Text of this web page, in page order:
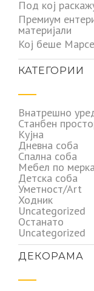
Под кој
Премиум
материјали
Кој беше
КАТЕГОРИИ
Внатрешно
Станбен
Кујна
Дневна соба
Спална соба
Мебел по мерка
Детска соба
Уметност/Art
Ходник
Uncategorized
Останато
Uncategorized
ДЕКОРАМА